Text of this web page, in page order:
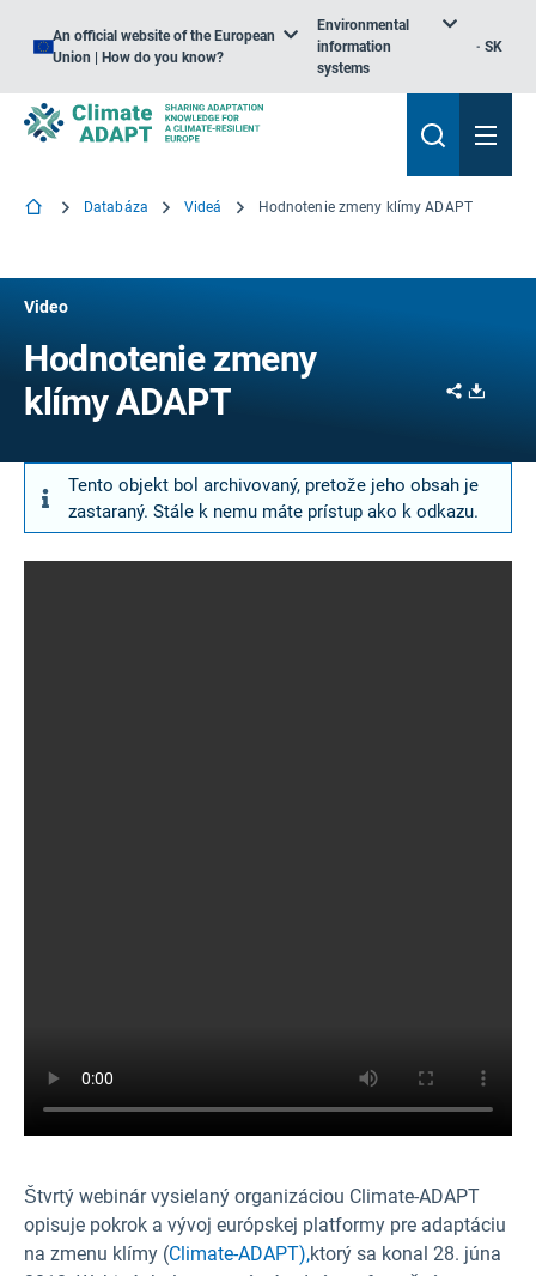
An official website of the European
Union | How do you know?
Environmental
information
systems
SK
Databáza Videá Hodnotenie zmeny klímy ADAPT
Video
Hodnotenie zmeny
klímy ADAPT
Share
Tento objekt bol archivovaný, pretože jeho obsah je
zastaraný. Stále k nemu máte prístup ako k odkazu.
Štvrtý webinár vysielaný organizáciou Climate-ADAPT
opisuje pokrok a vývoj európskej platformy pre adaptáciu
na zmenu klímy (Climate-ADAPT),ktorý sa konal 28. júna